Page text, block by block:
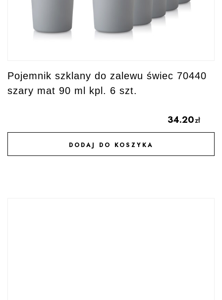
Pojemnik szklany do zalewu świec 70440
szary mat 90 ml kpl. 6 szt.
34.20zł
DODAJ DO KOSZYKA
DODAJ DO ULUBIONYCH